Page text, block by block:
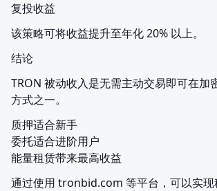
复投收益
该策略可将收益提升至年化 20% 以上。
结论
TRON 被动收入是无需主动交易即可在加
方式之一。
质押适合新手
委托适合进阶用户
能量租赁带来最高收益
通过使用 tronbid.com 等平台，可以实现